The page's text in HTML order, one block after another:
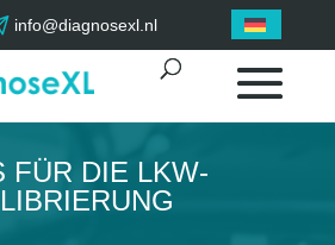
info@diagnosexl.nl
FÜR DIE LKW-